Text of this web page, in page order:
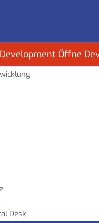
Öffne
Desk